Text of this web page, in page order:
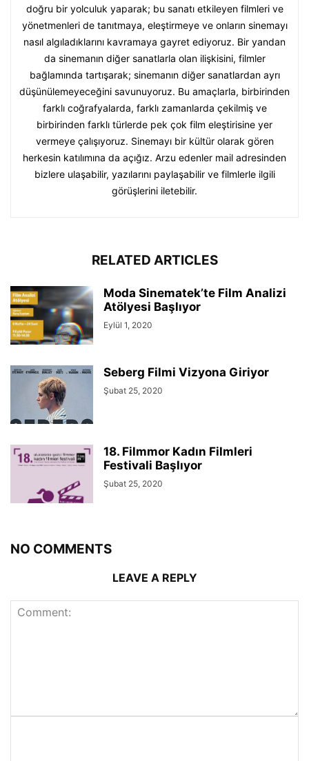
doğru bir yolculuk yaparak; bu sanatı etkileyen filmleri ve
yönetmenleri de tanıtmaya, eleştirmeye ve onların sinemayı
nasıl algıladıklarını kavramaya gayret ediyoruz. Bir yandan
da sinemanın diğer sanatlarla olan ilişkisini, filmler
bağlamında tartışarak; sinemanın diğer sanatlardan ayrı
düşünülemeyeceğini savunuyoruz. Bu amaçlarla, birbirinden
farklı coğrafyalarda, farklı zamanlarda çekilmiş ve
birbirinden farklı türlerde pek çok film eleştirisine yer
vermeye çalışıyoruz. Sinemayı bir kültür olarak gören
herkesin katılımına da açığız. Arzu edenler mail adresinden
bizlere ulaşabilir, yazılarını paylaşabilir ve filmlerle ilgili
görüşlerini iletebilir.
RELATED ARTICLES
Moda Sinematek’te Film Analizi
Atölyesi Başlıyor
Eylül 1, 2020
Seberg Filmi Vizyona Giriyor
Şubat 25, 2020
18. Filmmor Kadın Filmleri
Festivali Başlıyor
Şubat 25, 2020
NO COMMENTS
LEAVE A REPLY